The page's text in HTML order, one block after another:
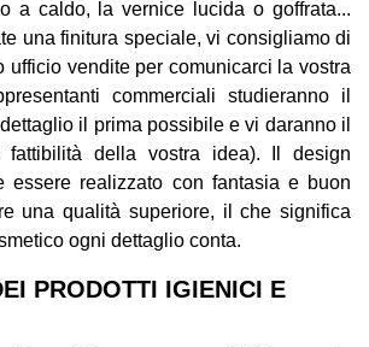
a caldo, la vernice lucida o goffrata...
una finitura speciale, vi consigliamo di
ufficio vendite per comunicarci la vostra
commerciali studieranno il
il prima possibile e vi daranno il
fattibilità della vostra idea). Il design
essere realizzato con fantasia e buon
una qualità superiore, il che significa
ogni dettaglio conta.
PRODOTTI IGIENICI E